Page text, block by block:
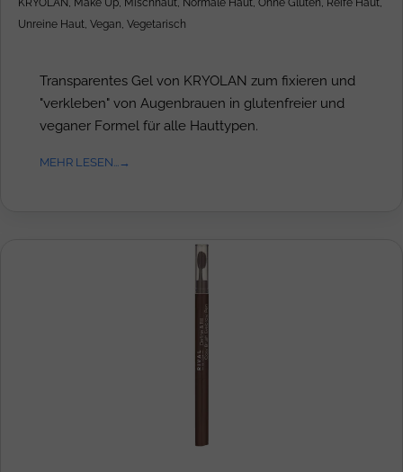
KRYOLAN, Make Up, Mischhaut, Normale Haut, Ohne Gluten, Reife Haut,
Unreine Haut, Vegan, Vegetarisch
Transparentes Gel von KRYOLAN zum fixieren und
"verkleben" von Augenbrauen in glutenfreier und
veganer Formel für alle Hauttypen.
MEHR LESEN...